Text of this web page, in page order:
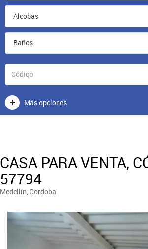
Más opciones
CASA PARA VENTA,
57794
Medellín, Cordoba